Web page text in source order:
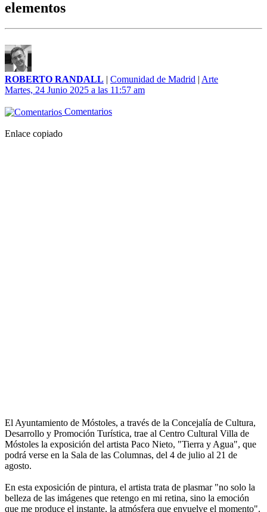
elementos
ROBERTO RANDALL | Comunidad de Madrid | Arte
Martes, 24 Junio 2025 a las 11:57 am
Comentarios
Enlace copiado
El Ayuntamiento de Móstoles, a través de la Concejalía de Cultura,
Desarrollo y Promoción Turística, trae al Centro Cultural Villa de
Móstoles la exposición del artista Paco Nieto, "Tierra y Agua", que
podrá verse en la Sala de las Columnas, del 4 de julio al 21 de
agosto.
En esta exposición de pintura, el artista trata de plasmar "no solo la
belleza de las imágenes que retengo en mi retina, sino la emoción
que me produce el instante, la atmósfera que envuelve el momento".